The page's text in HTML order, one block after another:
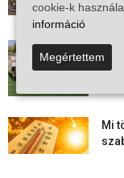
Mi
cookie-k
információ
Megértettem